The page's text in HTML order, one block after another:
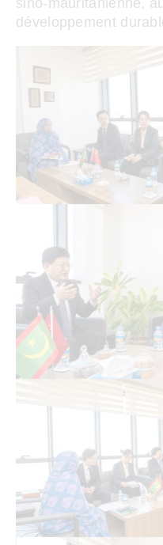
sino‑mauritanienne,
développement